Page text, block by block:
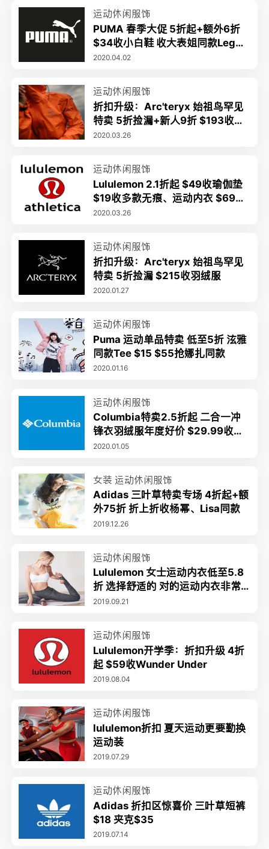
运动休闲服饰
PUMA 春季大促 5折起+额外6折
$34收小白鞋 收大表姐同款Leggi
ng
2020.04.02
运动休闲服饰
折扣升级：Arc'teryx 始祖鸟罕见
特卖 5折捡漏+新人9折 $193收羽
绒服
2020.03.26
运动休闲服饰
Lululemon 2.1折起 $49收瑜伽垫
$19收多款无痕、运动内衣 $69收
经典系列 legging
2020.03.26
运动休闲服饰
折扣升级：Arc'teryx 始祖鸟罕见
特卖 5折捡漏 $215收羽绒服
2020.01.27
运动休闲服饰
Puma 运动单品特卖 低至5折 泫雅
同款Tee $15 $55抢娜扎同款
2020.01.16
运动休闲服饰
Columbia特卖2.5折起 二合一冲
锋衣羽绒服年度好价 $29.99收抓
绒卫衣
2020.01.05
女装 运动休闲服饰
Adidas 三叶草特卖专场 4折起+额
外75折 折上折收杨幂、Lisa同款
2019.12.26
运动休闲服饰
Lululemon 女士运动内衣低至5.8
折 选择舒适的 对的运动内衣非常
重要
2019.09.21
运动休闲服饰
Lululemon开学季：折扣升级 4折
起 $59收Wunder Under
2019.08.04
运动休闲服饰
lululemon折扣 夏天运动更要勤换
运动装
2019.07.29
运动休闲服饰
Adidas 折扣区惊喜价 三叶草短裤
$18 夹克$35
2019.07.14